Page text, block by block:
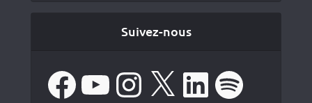
Suivez-nous
FacebookYouTube Instagram LinkedIn Spotify